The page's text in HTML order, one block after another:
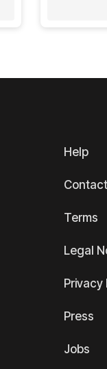
Help
Contact
Terms
Legal
Privacy
Press
Jobs